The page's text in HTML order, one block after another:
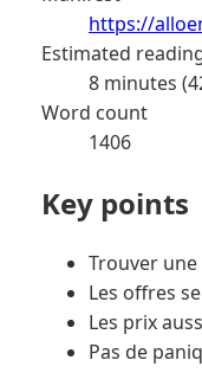
https://
Estimated
8 minutes
Word count
1406
Key points
Trouver
Les offres
Les prix
Pas de